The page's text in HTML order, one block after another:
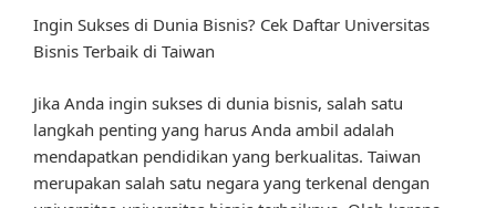
Ingin Sukses di Dunia Bisnis? Cek Daftar Universitas
Bisnis Terbaik di Taiwan
Jika Anda ingin sukses di dunia bisnis, salah satu
langkah penting yang harus Anda ambil adalah
mendapatkan pendidikan yang berkualitas. Taiwan
merupakan salah satu negara yang terkenal dengan